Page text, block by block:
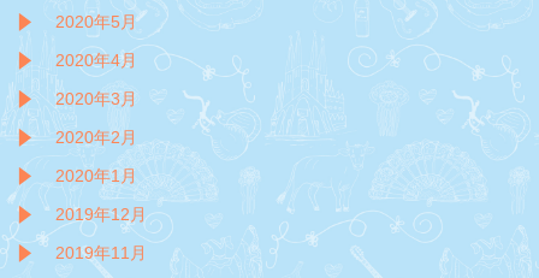
2020年5月
2020年4月
2020年3月
2020年2月
2020年1月
2019年12月
2019年11月